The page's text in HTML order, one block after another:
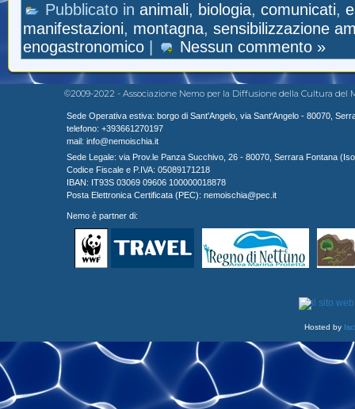
Pubblicato in animali, biologia, comunicati,
manifestazioni, montagna, sensibilizzazione
enogastronomico
Nessun commento »
©2009-2022 - Associazione Nemo per la Diffusione della Cultura del
Sede Operativa estiva: borgo di Sant'Angelo, via Sant'Angelo - 80070,
telefono: +393661270197
mail: info@nemoischia.it
Sede Legale: via Prov.le Panza Succhivo, 26 - 80070, Serrara Fontana
Codice Fiscale e P.IVA: 05089171218
IBAN: IT93S 03069 09606 100000018878
Posta Elettronica Certificata (PEC): nemoischia@pec.it
Nemo è partner di:
Hosted by